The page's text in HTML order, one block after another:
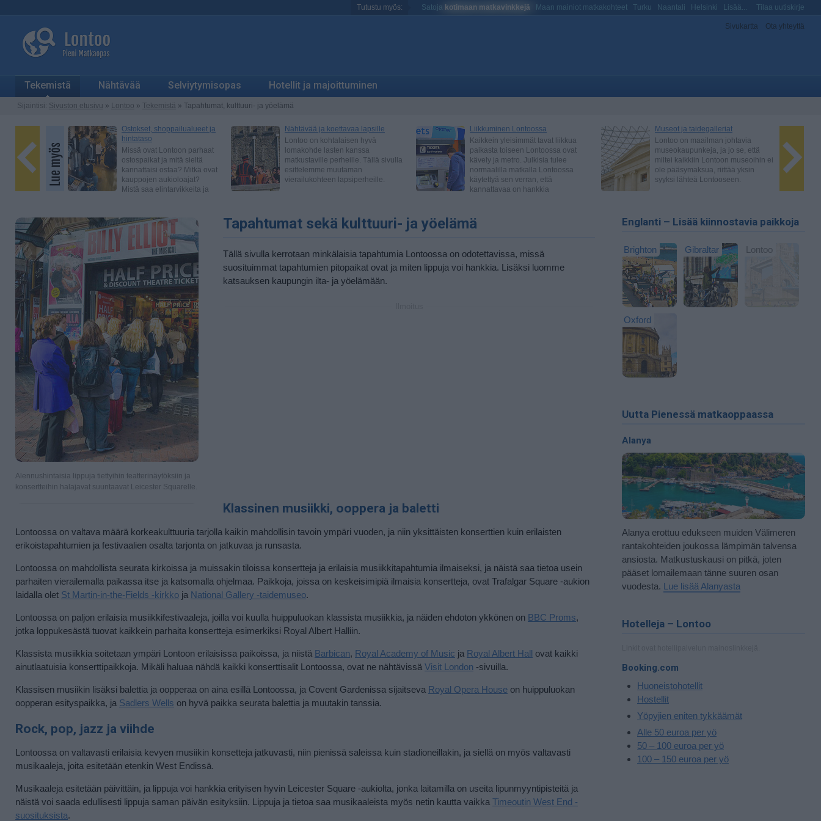
Tutustu myös: Satoja kotimaan matkavinkkejä Maan mainiot matkakohteet Turku Naantali Helsinki Lisää... Tilaa uutiskirje
Sivukartta Ota yhteyttä
Tekemistä Nähtävää Selviytymisopas Hotellit ja majoittuminen
Sijaintisi: Sivuston etusivu » Lontoo » Tekemistä » Tapahtumat, kulttuuri- ja yöelämä
Englanti – Lisää kiinnostavia paikkoja
Brighton Gibraltar Lontoo
Oxford
Uutta Pienessä matkaoppaassa
Alanya
Alanya erottuu edukseen muiden Välimeren
rantakohteiden joukossa lämpimän talvensa
ansiosta. Matkustuskausi on pitkä, joten
pääset lomailemaan tänne suuren osan
vuodesta. Lue lisää Alanyasta
Hotelleja – Lontoo
Booking.com
Huoneistohotellit
Hostellit
Yöpyjien eniten tykkäämät
Alle 50 euroa per yö
50 – 100 euroa per yö
100 – 150 euroa per yö
Alennushintaisia lippuja tiettyihin teatterinäytöksiin ja
konsertteihin halajavat suuntaavat Leicester Squarelle.
Tapahtumat sekä kulttuuri- ja yöelämä
Tällä sivulla kerrotaan minkälaisia tapahtumia Lontoossa on odotettavissa, missä
suosituimmat tapahtumien pitopaikat ovat ja miten lippuja voi hankkia. Lisäksi luomme
katsauksen kaupungin ilta- ja yöelämään.
Klassinen musiikki, ooppera ja baletti
Lontoossa on valtava määrä korkeakulttuuria tarjolla kaikin mahdollisin tavoin ympäri vuoden, ja niin yksittäisten konserttien kuin erilaisten
erikoistapahtumien ja festivaalien osalta tarjonta on jatkuvaa ja runsasta.
Lontoossa on mahdollista seurata kirkoissa ja muissakin tiloissa konsertteja ja erilaisia musiikkitapahtumia ilmaiseksi, ja näistä saa tietoa usein
parhaiten vierailemalla paikassa itse ja katsomalla ohjelmaa. Paikkoja, joissa on keskeisimipiä ilmaisia konsertteja, ovat Trafalgar Square -aukion
laidalla olet St Martin-in-the-Fields -kirkko ja National Gallery -taidemuseo.
Lontoossa on paljon erilaisia musiikkifestivaaleja, joilla voi kuulla huippuluokan klassista musiikkia, ja näiden ehdoton ykkönen on BBC Proms,
jotka loppukesästä tuovat kaikkein parhaita konsertteja esimerkiksi Royal Albert Halliin.
Klassista musiikkia soitetaan ympäri Lontoon erilaisissa paikoissa, ja niistä Barbican, Royal Academy of Music ja Royal Albert Hall ovat kaikki
ainutlaatuisia konserttipaikkoja. Mikäli haluaa nähdä kaikki konserttisalit Lontoossa, ovat ne nähtävissä Visit London -sivuilla.
Klassisen musiikin lisäksi balettia ja oopperaa on aina esillä Lontoossa, ja Covent Gardenissa sijaitseva Royal Opera House on huippuluokan
oopperan esityspaikka, ja Sadlers Wells on hyvä paikka seurata balettia ja muutakin tanssia.
Rock, pop, jazz ja viihde
Lontoossa on valtavasti erilaisia kevyen musiikin konsetteja jatkuvasti, niin pienissä saleissa kuin stadioneillakin, ja siellä on myös valtavasti
musikaaleja, joita esitetään etenkin West Endissä.
Musikaaleja esitetään päivittäin, ja lippuja voi hankkia erityisen hyvin Leicester Square -aukiolta, jonka laitamilla on useita lipunmyyntipisteitä ja
näistä voi saada edullisesti lippuja saman päivän esityksiin. Lippuja ja tietoa saa musikaaleista myös netin kautta vaikka Timeoutin West End -
suosituksista.